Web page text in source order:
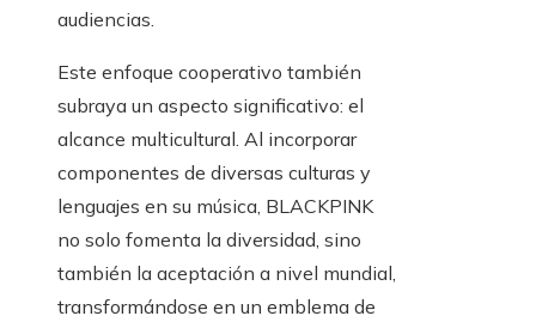
audiencias.
Este enfoque cooperativo también
subraya un aspecto significativo: el
alcance multicultural. Al incorporar
componentes de diversas culturas y
lenguajes en su música, BLACKPINK
no solo fomenta la diversidad, sino
también la aceptación a nivel mundial,
transformándose en un emblema de